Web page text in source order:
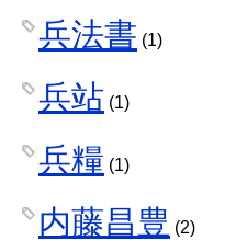
兵法書 (1)
兵站 (1)
兵糧 (1)
内藤昌豊 (2)